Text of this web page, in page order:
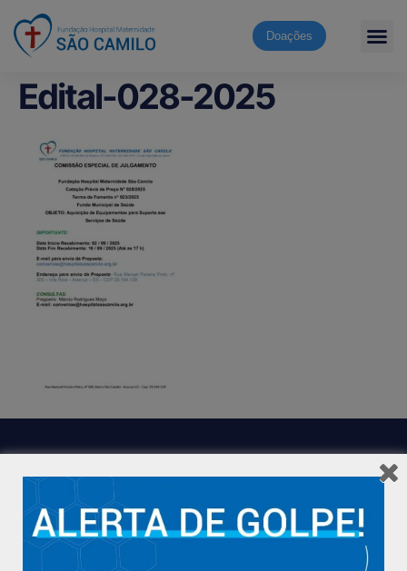
Doações
Edital-028-2025
Hospital São Camilo – há mais de 50 anos cuidando da saúde
com qualidade, acolhimento e compromisso com a vida em